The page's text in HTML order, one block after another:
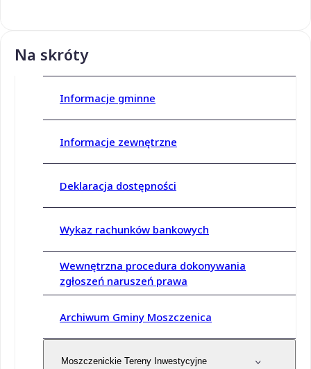
Na skróty
Informacje gminne
Informacje zewnętrzne
Deklaracja dostępności
Wykaz rachunków bankowych
Wewnętrzna procedura dokonywania
zgłoszeń naruszeń prawa
Archiwum Gminy Moszczenica
Moszczenickie Tereny Inwestycyjne